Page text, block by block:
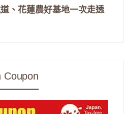
、花蓮農好基地一次走透
Coupon